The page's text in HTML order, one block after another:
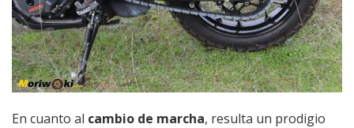
En cuanto al cambio de marcha, resulta un prodigio